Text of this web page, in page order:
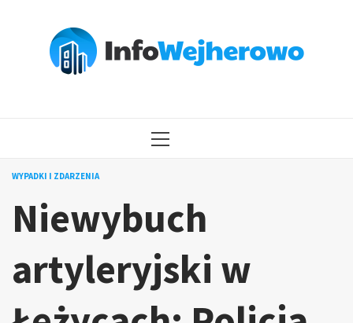
MENU
WYPADKI I ZDARZENIA
Niewybuch
artyleryjski w